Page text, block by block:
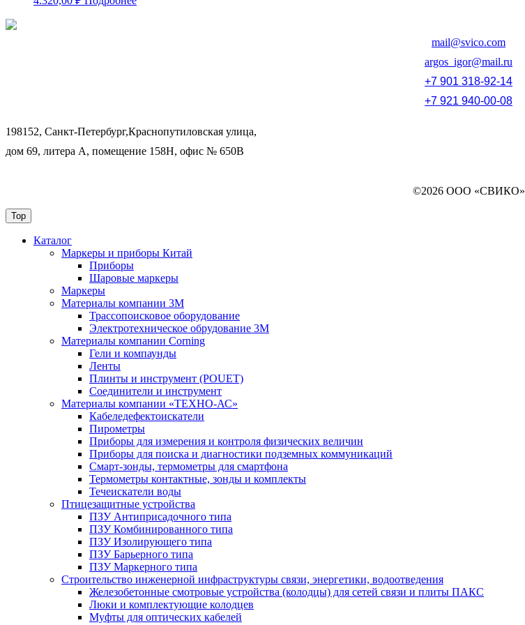
mail@svico.com
argos_igor@mail.ru
+7 901 318-92-14
+7 921 940-00-08
198152, Санкт-Петербург,Краснопутиловская улица,
дом 69, литера А, помещение 158Н, офис № 650В
©2026 ООО «СВИКО»
Top
Каталог
Маркеры и приборы Китай
Приборы
Шаровые маркеры
Маркеры
Материалы компании 3М
Трассопоисковое оборудование
Электротехническое обрудование 3М
Материалы компании Corning
Гели и компаунды
Ленты
Плинты и инструмент (POUET)
Соединители и инструмент
Материалы компании «ТЕХНО-АС»
Кабеледефектоискатели
Пирометры
Приборы для измерения и контроля физических величин
Приборы для поиска и диагностики подземных коммуникаций
Смарт-зонды, термометры для смартфона
Термометры контактные, зонды и комплекты
Течеискатели воды
Птицезащитные устройства
ПЗУ Антиприсадочного типа
ПЗУ Комбинированного типа
ПЗУ Изолирующего типа
ПЗУ Барьерного типа
ПЗУ Маркерного типа
Строительство инженерной инфраструктуры связи, энергетики, водоотведения
Железобетонные смотровые устройства (колодцы) для сетей связи и плиты ПАКС
Люки и комплектующие колодцев
Муфты для оптических кабелей